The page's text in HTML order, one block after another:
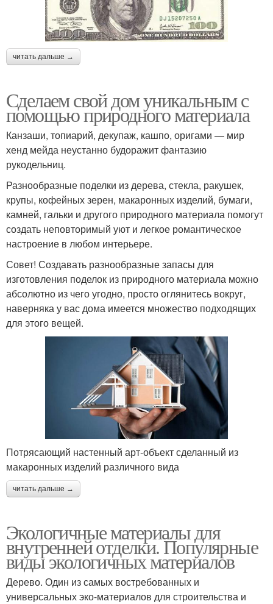
читать дальше →
Сделаем свой дом уникальным с
помощью природного материала
Канзаши, топиарий, декупаж, кашпо, оригами — мир
хенд мейда неустанно будоражит фантазию
рукодельниц.
Разнообразные поделки из дерева, стекла, ракушек,
крупы, кофейных зерен, макаронных изделий, бумаги,
камней, гальки и другого природного материала помогут
создать неповторимый уют и легкое романтическое
настроение в любом интерьере.
Совет! Создавать разнообразные запасы для
изготовления поделок из природного материала можно
абсолютно из чего угодно, просто оглянитесь вокруг,
наверняка у вас дома имеется множество подходящих
для этого вещей.
Потрясающий настенный арт-объект сделанный из
макаронных изделий различного вида
читать дальше →
Экологичные материалы для
внутренней отделки. Популярные
виды экологичных материалов
Дерево. Один из самых востребованных и
универсальных эко-материалов для строительства и